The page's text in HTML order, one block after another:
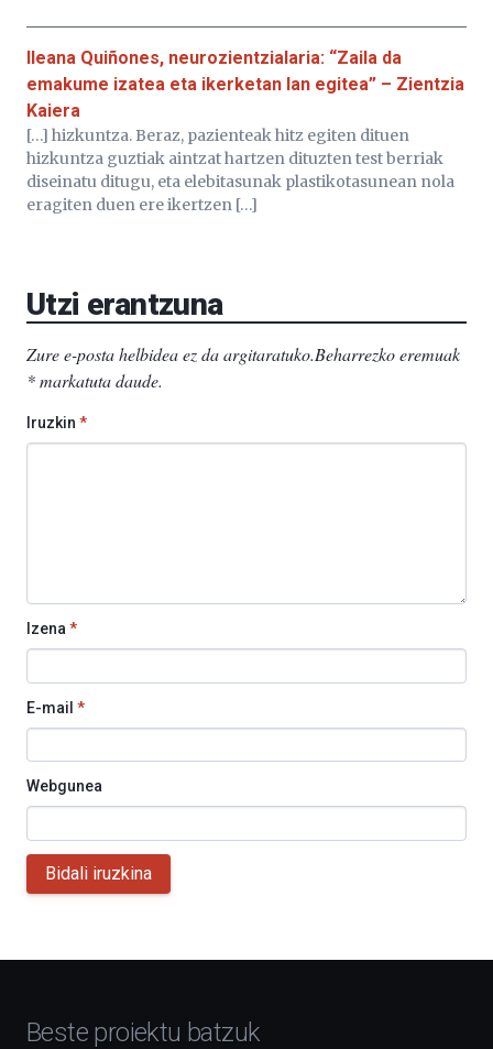
Ileana Quiñones, neurozientzialaria: “Zaila da
emakume izatea eta ikerketan lan egitea” – Zientzia
Kaiera
[…] hizkuntza. Beraz, pazienteak hitz egiten dituen
hizkuntza guztiak aintzat hartzen dituzten test berriak
diseinatu ditugu, eta elebitasunak plastikotasunean nola
eragiten duen ere ikertzen […]
Utzi erantzuna
Zure e-posta helbidea ez da argitaratuko.Beharrezko eremuak
*markatuta daude.
Iruzkin *
Izena*
E-mail *
Webgunea
Bidali iruzkina
Beste proiektu batzuk